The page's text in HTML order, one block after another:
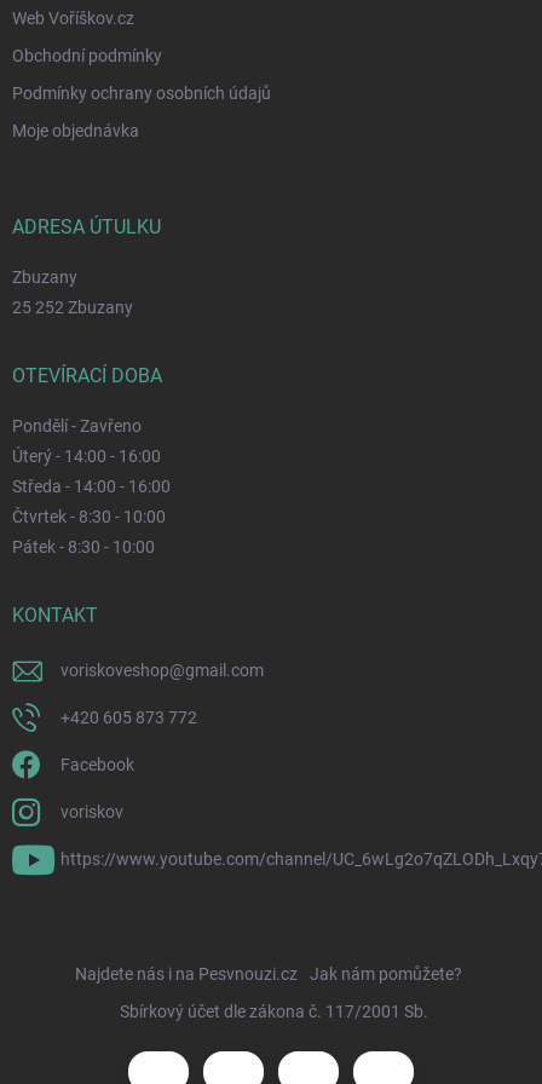
Web Voříškov.cz
Obchodní podmínky
Podmínky ochrany osobních údajů
Moje objednávka
ADRESA ÚTULKU
Zbuzany
25 252 Zbuzany
OTEVÍRACÍ DOBA
Pondělí - Zavřeno
Úterý - 14:00 - 16:00
Středa - 14:00 - 16:00
Čtvrtek - 8:30 - 10:00
Pátek - 8:30 - 10:00
KONTAKT
voriskoveshop@gmail.com
+420 605 873 772
Facebook
voriskov
https://www.youtube.com/channel/
Najdete nás i na Pesvnouzi.cz
Jak nám pomůžete?
Sbírkový účet dle zákona č. 117/2001 Sb.